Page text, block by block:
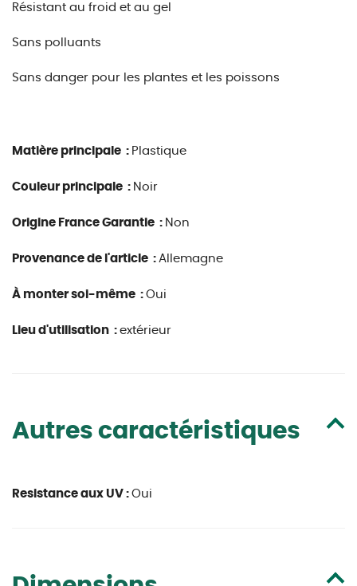
Résistant au froid et au gel
Sans polluants
Sans danger pour les plantes et les poissons
Matière principale : Plastique
Couleur principale : Noir
Origine France Garantie : Non
Provenance de l'article : Allemagne
À monter soi-même : Oui
Lieu d'utilisation : extérieur
Autres caractéristiques
Resistance aux UV : Oui